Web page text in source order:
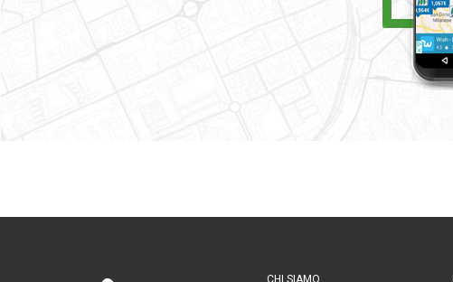
CHI SIAMO